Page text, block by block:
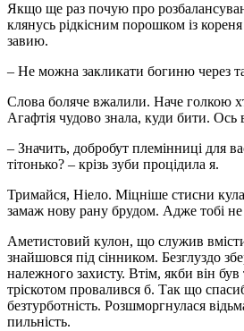
Якщо ще раз почую про
клянусь рідкісним порошком із
завию.
– Не можна закликати богиню через
Слова боляче вжалили. Наче голкою
Агафтія чудово знала, куди бити. Ось
– Значить, добробут племінниці для
тітонько? – крізь зуби процідила я.
Тримайся, Ніело. Міцніше стисни
замаж нову рану брудом. Адже тобі не
Аметистовий кулон, що служив
знайшовся під сінником. Безглуздо
належного захисту. Втім, якби він був
тріскотом провалився б. Так що
безтурботність. Розшморгнулася
пильність.